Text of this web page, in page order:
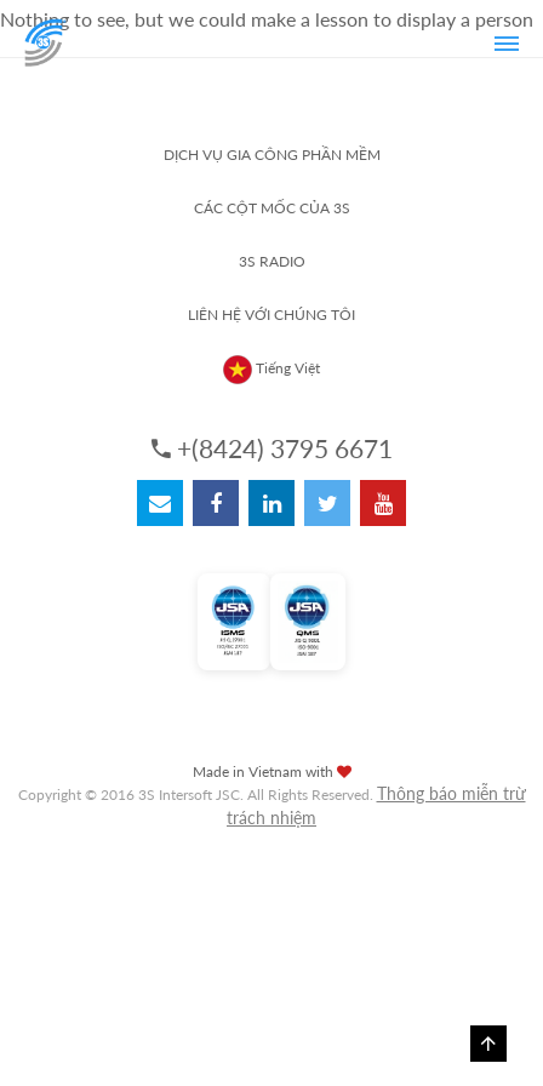
Nothing to see, but we could make a lesson to display a person
DỊCH VỤ GIA CÔNG PHẦN MỀM
CÁC CỘT MỐC CỦA 3S
3S RADIO
LIÊN HỆ VỚI CHÚNG TÔI
Tiếng Việt
+(8424) 3795 6671
Made in Vietnam with
Copyright © 2016 3S Intersoft JSC. All Rights Reserved. Thông báo miễn trừ
trách nhiệm